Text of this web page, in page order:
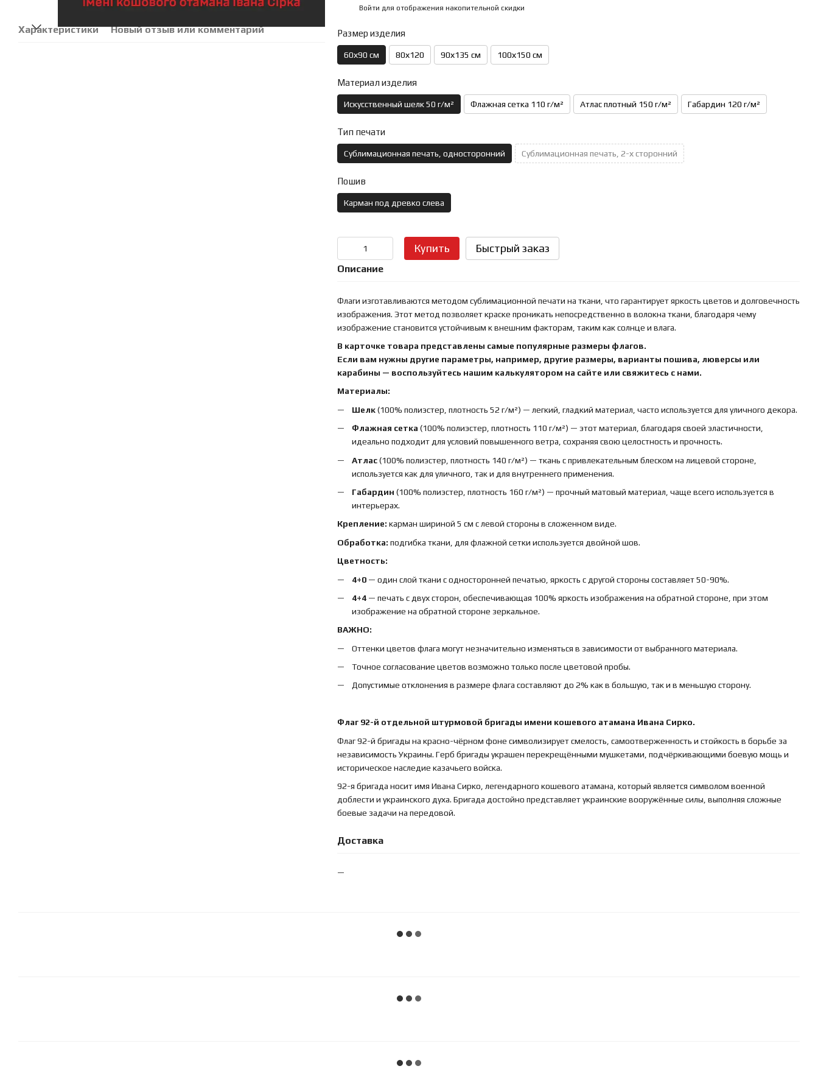
Характеристики Новый отзыв или комментарий
Войти для отображения накопительной скидки
Размер изделия
60х90 см 80х120 90х135 см 100х150 см
Материал изделия
Искусственный шелк 50 г/м² Флажная сетка 110 г/м² Атлас плотный 150 г/м² Габардин 120 г/м²
Тип печати
Сублимационная печать, односторонний Сублимационная печать, 2-х сторонний
Пошив
Карман под древко слева
Купить Быстрый заказ
Описание
Флаги изготавливаются методом сублимационной печати на ткани, что гарантирует яркость цветов и долговечность
изображения. Этот метод позволяет краске проникать непосредственно в волокна ткани, благодаря чему
изображение становится устойчивым к внешним факторам, таким как солнце и влага.
В карточке товара представлены самые популярные размеры флагов.
Если вам нужны другие параметры, например, другие размеры, варианты пошива, люверсы или
карабины — воспользуйтесь нашим калькулятором на сайте или свяжитесь с нами.
Материалы:
Шелк(100% полиэстер, плотность 52 г/м²) — легкий, гладкий материал, часто используется для уличного декора.
Флажная сетка (100% полиэстер, плотность 110 г/м²) — этот материал, благодаря своей эластичности,
идеально подходит для условий повышенного ветра, сохраняя свою целостность и прочность.
Атлас(100% полиэстер, плотность 140 г/м²) — ткань с привлекательным блеском на лицевой стороне,
используется как для уличного, так и для внутреннего применения.
Габардин (100% полиэстер, плотность 160 г/м²) — прочный матовый материал, чаще всего используется в
интерьерах.
Крепление: карман шириной 5 см с левой стороны в сложенном виде.
Обработка: подгибка ткани, для флажной сетки используется двойной шов.
Цветность:
4+0— один слой ткани с односторонней печатью, яркость с другой стороны составляет 50-90%.
4+4— печать с двух сторон, обеспечивающая 100% яркость изображения на обратной стороне, при этом
изображение на обратной стороне зеркальное.
ВАЖНО:
Оттенки цветов флага могут незначительно изменяться в зависимости от выбранного материала.
Точное согласование цветов возможно только после цветовой пробы.
Допустимые отклонения в размере флага составляют до 2% как в большую, так и в меньшую сторону.
Флаг 92-й отдельной штурмовой бригады имени кошевого атамана Ивана Сирко.
Флаг 92-й бригады на красно-чёрном фоне символизирует смелость, самоотверженность и стойкость в борьбе за
независимость Украины. Герб бригады украшен перекрещёнными мушкетами, подчёркивающими боевую мощь и
историческое наследие казачьего войска.
92-я бригада носит имя Ивана Сирко, легендарного кошевого атамана, который является символом военной
доблести и украинского духа. Бригада достойно представляет украинские вооружённые силы, выполняя сложные
боевые задачи на передовой.
Доставка